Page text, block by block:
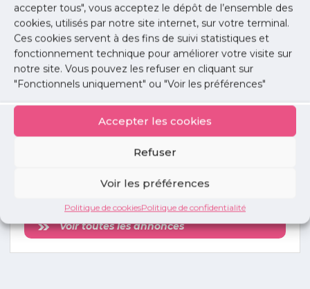
accepter tous", vous acceptez le dépôt de l’ensemble des
cookies, utilisés par notre site internet, sur votre terminal.
Ces cookies servent à des fins de suivi statistiques et
fonctionnement technique pour améliorer votre visite sur
notre site. Vous pouvez les refuser en cliquant sur
"Fonctionnels uniquement" ou "Voir les préférences"
Accepter les cookies
Refuser
Voir les préférences
Politique de cookiesPolitique de confidentialité
Publié le : 22 mars 2021
Partager cet article :
annonces
Voir toutes les annonces